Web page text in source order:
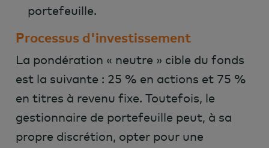
portefeuille.
Processus d'investissement
La pondération « neutre » cible du fonds
est la suivante : 25 % en actions et 75 %
en titres à revenu fixe. Toutefois, le
gestionnaire de portefeuille peut, à sa
propre discrétion, opter pour une